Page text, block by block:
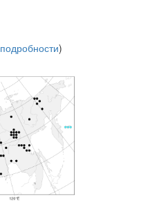
подробности)